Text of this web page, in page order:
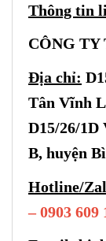
Thông tin
CÔNG
Địa chỉ:
Tân Vĩnh
D15/26/1D
B, huyện
Hotline/
– 0903 609